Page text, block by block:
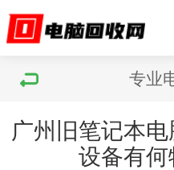
专业
广州旧笔记本
设备有何